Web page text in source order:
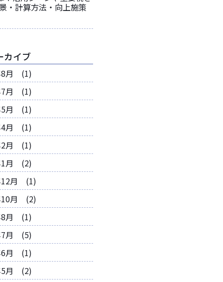
・計算方法・向上施策
カイブ
8月 (1)
7月 (1)
5月 (1)
4月 (1)
2月 (1)
1月 (2)
12月 (1)
10月 (2)
8月 (1)
7月 (5)
6月 (1)
5月 (2)